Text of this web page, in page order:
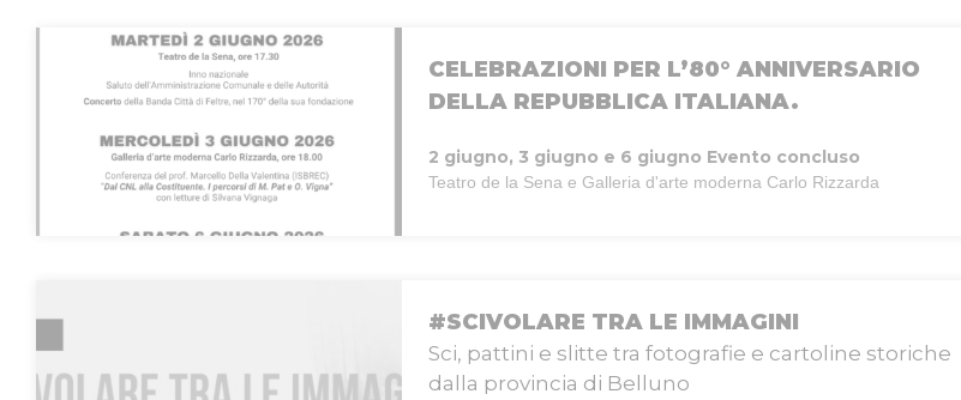
CELEBRAZIONI PER L’80° ANNIVERSARIO
DELLA REPUBBLICA ITALIANA.
2 giugno, 3 giugno e 6 giugno Evento concluso
Teatro de la Sena e Galleria d'arte moderna Carlo Rizzarda
#SCIVOLARE TRA LE IMMAGINI
Sci, pattini e slitte tra fotografie e cartoline storiche
dalla provincia di Belluno